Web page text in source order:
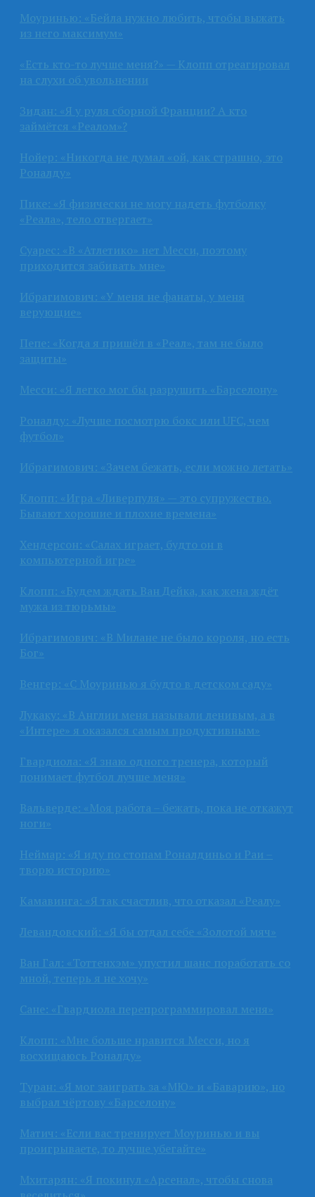
Моуринью: «Бейла нужно любить, чтобы выжать
из него максимум»
«Есть кто-то лучше меня?» — Клопп отреагировал
на слухи об увольнении
Зидан: «Я у руля сборной Франции? А кто
займётся «Реалом»?
Нойер: «Никогда не думал «ой, как страшно, это
Роналду»
Пике: «Я физически не могу надеть футболку
«Реала», тело отвергает»
Суарес: «В «Атлетико» нет Месси, поэтому
приходится забивать мне»
Ибрагимович: «У меня не фанаты, у меня
верующие»
Пепе: «Когда я пришёл в «Реал», там не было
защиты»
Месси: «Я легко мог бы разрушить «Барселону»
Роналду: «Лучше посмотрю бокс или UFC, чем
футбол»
Ибрагимович: «Зачем бежать, если можно летать»
Клопп: «Игра «Ливерпуля» — это супружество.
Бывают хорошие и плохие времена»
Хендерсон: «Салах играет, будто он в
компьютерной игре»
Клопп: «Будем ждать Ван Дейка, как жена ждёт
мужа из тюрьмы»
Ибрагимович: «В Милане не было короля, но есть
Бог»
Венгер: «С Моуринью я будто в детском саду»
Лукаку: «В Англии меня называли ленивым, а в
«Интере» я оказался самым продуктивным»
Гвардиола: «Я знаю одного тренера, который
понимает футбол лучше меня»
Вальверде: «Моя работа – бежать, пока не откажут
ноги»
Неймар: «Я иду по стопам Роналдиньо и Раи –
творю историю»
Камавинга: «Я так счастлив, что отказал «Реалу»
Левандовский: «Я бы отдал себе «Золотой мяч»
Ван Гал: «Тоттенхэм» упустил шанс поработать со
мной, теперь я не хочу»
Сане: «Гвардиола перепрограммировал меня»
Клопп: «Мне больше нравится Месси, но я
восхищаюсь Роналду»
Туран: «Я мог заиграть за «МЮ» и «Баварию», но
выбрал чёртову «Барселону»
Матич: «Если вас тренирует Моуринью и вы
проигрываете, то лучше убегайте»
Мхитарян: «Я покинул «Арсенал», чтобы снова